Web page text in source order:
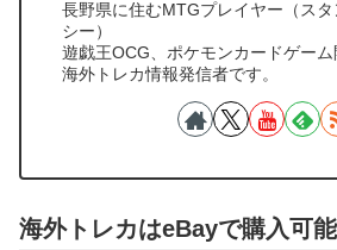
長野県に住むMTGプレイヤー（ス
シー）
遊戯王OCG、ポケモンカードゲーム
海外トレカ情報発信者です。
海外トレカはeBayで購入可能